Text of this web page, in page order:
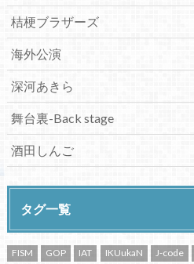
桔梗ブラザーズ
海外公演
深河あきら
舞台裏-Back stage
酒田しんご
タグ一覧
FISM GOP IAT IKUukaN J-code